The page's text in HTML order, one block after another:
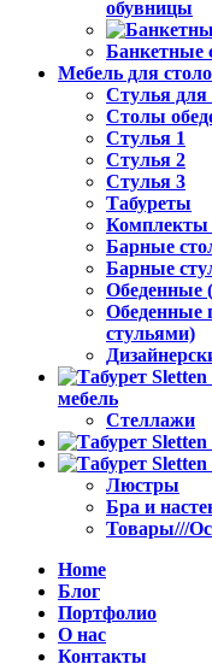
обувницы
Банкетные
Мебель для
Стулья для
Столы
Стулья 1
Стулья 2
Стулья 3
Табуреты
Комплекты
Барные
Барные
Обеденные
Обеденные
стульями)
мебель
Стеллажи
Люстры
Бра и
Товары///
Home
Блог
Портфолио
О нас
Контакты